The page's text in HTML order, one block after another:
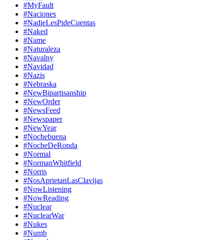
#MyFault
#Naciones
#NadieLesPideCuentas
#Naked
#Name
#Naturaleza
#Navalny
#Navidad
#Nazis
#Nebraska
#NewBipartisanship
#NewOrder
#NewsFeed
#Newspaper
#NewYear
#Nochebuena
#NocheDeRonda
#Normal
#NormanWhitfield
#Norris
#NosAprietanLasClavijas
#NowListening
#NowReading
#Nuclear
#NuclearWar
#Nukes
#Numb